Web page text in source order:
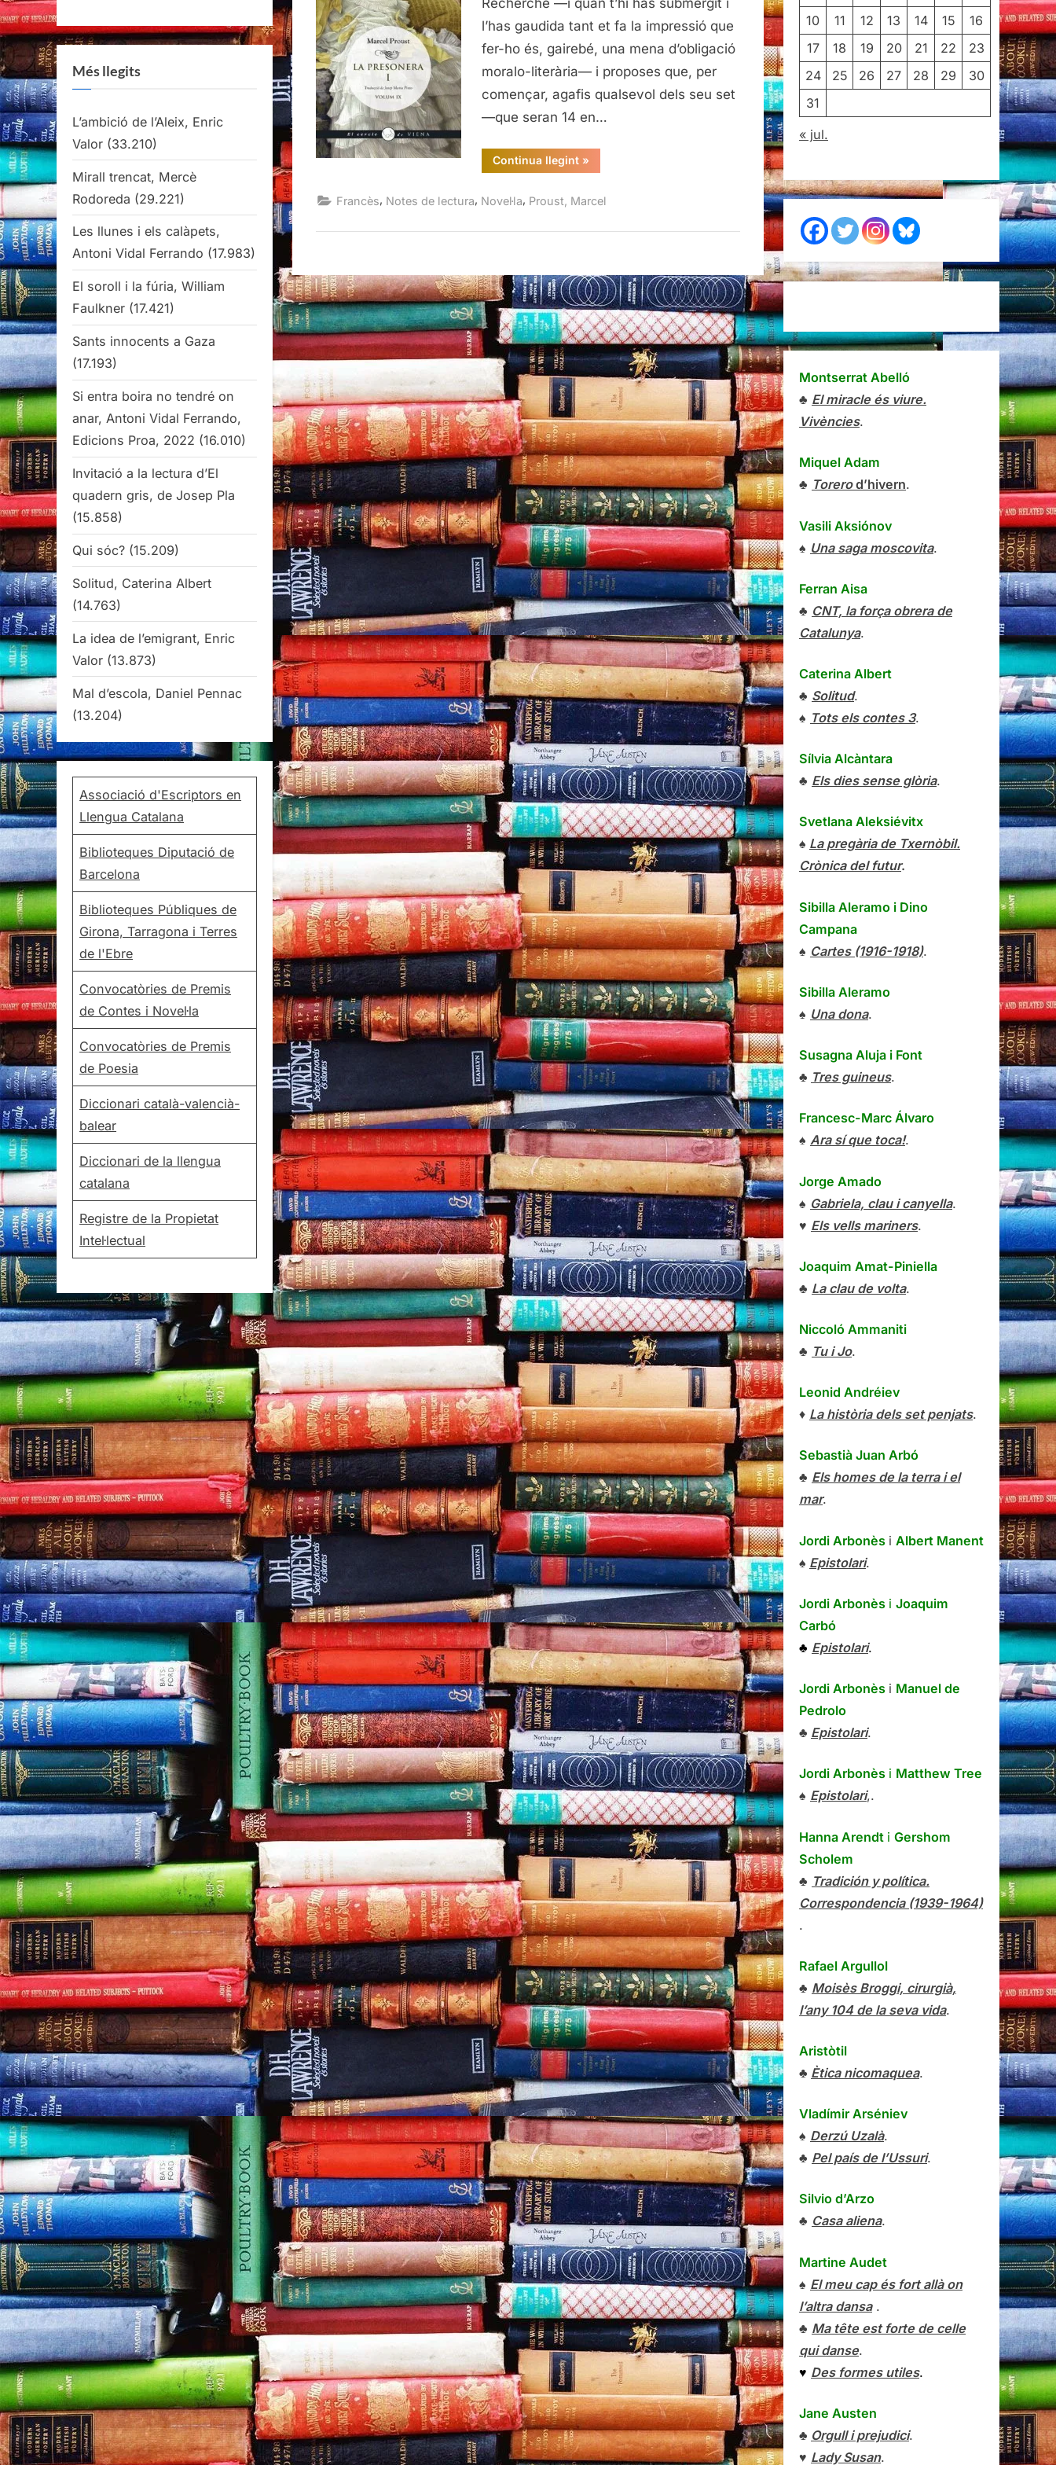
l’has gaudida tant et fa la impressió que
fer-ho és, gairebé, una mena d’obligació
moralo-literària— i proposes que, per
començar, agafis qualsevol dels seu set
—que seran 14 en…
Continua llegint“La
presonera
Proust”
»
Francès, Notes de lectura, Novel·la, Proust, Marcel
Més llegits
L’ambició de l’Aleix, Enric
Valor (33.210)
Mirall trencat, Mercè
Rodoreda (29.221)
Les llunes i els calàpets,
Antoni Vidal Ferrando (17.983)
El soroll i la fúria, William
Faulkner (17.421)
Sants innocents a Gaza
(17.193)
Si entra boira no tendré on
anar, Antoni Vidal Ferrando,
Edicions Proa, 2022 (16.010)
Invitació a la lectura d’El
quadern gris, de Josep Pla
(15.858)
Qui sóc? (15.209)
Solitud, Caterina Albert
(14.763)
La idea de l’emigrant, Enric
Valor (13.873)
Mal d’escola, Daniel Pennac
(13.204)
Associació d'Escriptors en
Llengua Catalana
Biblioteques Diputació de
Barcelona
Biblioteques Públiques de
Girona, Tarragona i Terres
de l'Ebre
Convocatòries de Premis
de Contes i Novel·la
Convocatòries de Premis
de Poesia
Diccionari català-valencià-
balear
Diccionari de la llengua
catalana
Registre de la Propietat
Intel·lectual
10
11 12 13 14 15
16
17
18 19 20 21 22
23
24
25 26 27 28 29
30
31
« jul.
Montserrat Abelló
♣ El miracle és viure.
Vivències.
Miquel Adam
♣ Torerod’hivern.
Vasili Aksiónov
♠ Una saga moscovita.
Ferran Aisa
♣ CNT, la força obrera de
Catalunya.
Caterina Albert
♣ Solitud.
♠ Tots els contes 3.
Sílvia Alcàntara
♣ Els dies sense glòria.
Svetlana Aleksiévitx
♠ La pregària de Txernòbil.
Crònica del futur.
Sibilla Aleramo i Dino
Campana
♠ Cartes (1916-1918).
Sibilla Aleramo
♠ Una dona.
Susagna Aluja i Font
♣ Tres guineus.
Francesc-Marc Álvaro
♠ Ara sí que toca!.
Jorge Amado
♠ Gabriela, clau i canyella.
♥ Els vells mariners.
Joaquim Amat-Piniella
♣ La clau de volta.
Niccoló Ammaniti
♣ Tu i Jo.
Leonid Andréiev
♦ La història dels set penjats.
Sebastià Juan Arbó
♣ Els homes de la terra i el
mar.
Jordi Arbonès i Albert Manent
♠ Epistolari.
Jordi Arbonès i Joaquim
Carbó
♣ Epistolari.
Jordi Arbonès i Manuel de
Pedrolo
♣ Epistolari.
Jordi Arbonès i Matthew Tree
♠ Epistolari,.
Hanna Arendt i Gershom
Scholem
♣ Tradición y política.
Correspondencia (1939-1964)
.
Rafael Argullol
♣ Moisès Broggi, cirurgià,
l’any 104 de la seva vida.
Aristòtil
♣ Ètica nicomaquea.
Vladímir Arséniev
♠ Derzú Uzalà.
♣ Pel país de l’Ussuri.
Silvio d’Arzo
♣ Casa aliena.
Martine Audet
♠ El meu cap és fort allà on
l’altra dansa.
♣ Ma tête est forte de celle
qui danse.
♥ Des formes utiles.
Jane Austen
♣ Orgull i prejudici.
♥ Lady Susan.